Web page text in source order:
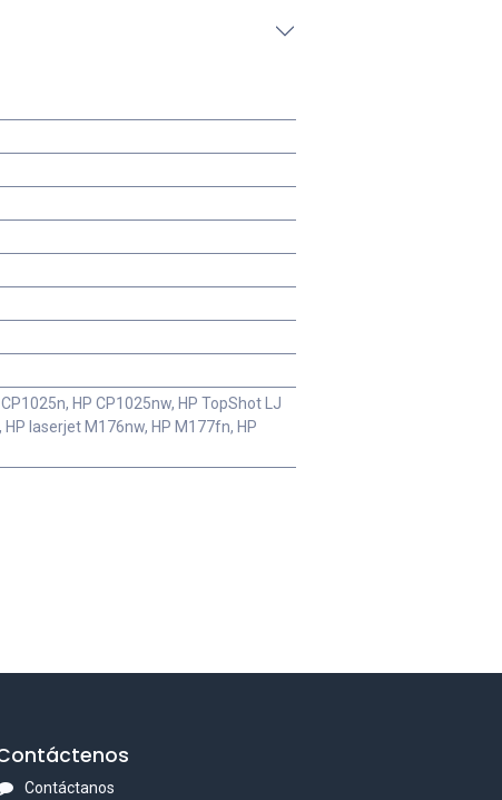
HP CP1025nw, HP TopShot LJ
laserjet M176nw, HP M177fn, HP
Contáctanos